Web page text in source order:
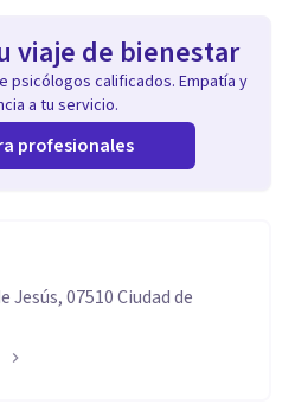
viaje de bienestar
psicólogos calificados. Empatía y
a tu servicio.
profesionales
Jesús, 07510 Ciudad de